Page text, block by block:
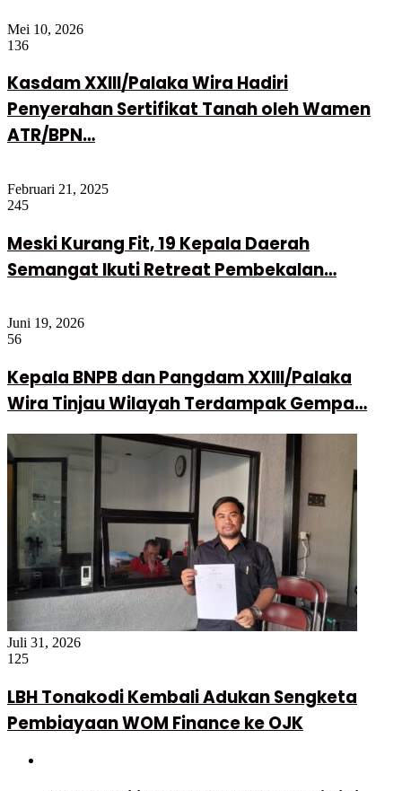
Mei 10, 2026
136
Kasdam XXIII/Palaka Wira Hadiri
Penyerahan Sertifikat Tanah oleh Wamen
ATR/BPN…
Februari 21, 2025
245
Meski Kurang Fit, 19 Kepala Daerah
Semangat Ikuti Retreat Pembekalan…
Juni 19, 2026
56
Kepala BNPB dan Pangdam XXIII/Palaka
Wira Tinjau Wilayah Terdampak Gempa…
Juli 31, 2026
125
LBH Tonakodi Kembali Adukan Sengketa
Pembiayaan WOM Finance ke OJK